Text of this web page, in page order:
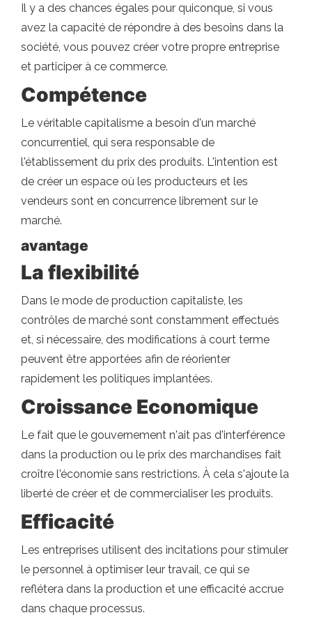
Il y a des chances égales pour quiconque, si vous
avez la capacité de répondre à des besoins dans la
société, vous pouvez créer votre propre entreprise
et participer à ce commerce.
Compétence
Le véritable capitalisme a besoin d'un marché
concurrentiel, qui sera responsable de
l'établissement du prix des produits. L'intention est
de créer un espace où les producteurs et les
vendeurs sont en concurrence librement sur le
marché.
avantage
La flexibilité
Dans le mode de production capitaliste, les
contrôles de marché sont constamment effectués
et, si nécessaire, des modifications à court terme
peuvent être apportées afin de réorienter
rapidement les politiques implantées.
Croissance Economique
Le fait que le gouvernement n'ait pas d'interférence
dans la production ou le prix des marchandises fait
croître l'économie sans restrictions. À cela s'ajoute la
liberté de créer et de commercialiser les produits.
Efficacité
Les entreprises utilisent des incitations pour stimuler
le personnel à optimiser leur travail, ce qui se
reflétera dans la production et une efficacité accrue
dans chaque processus.